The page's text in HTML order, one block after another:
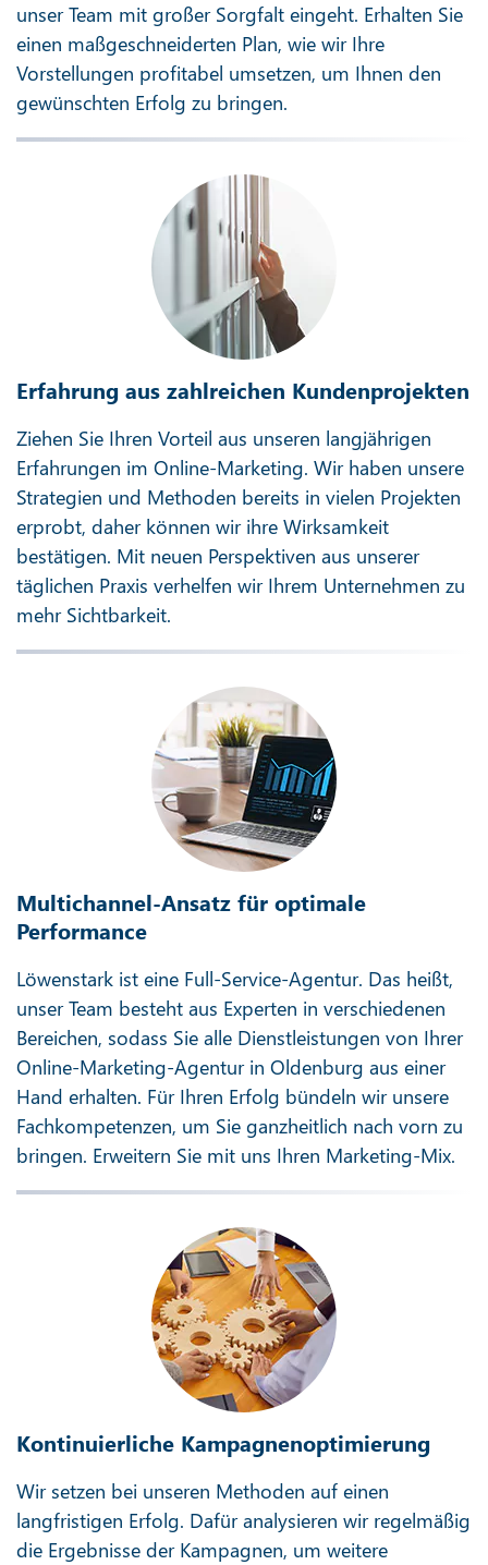
unser Team mit großer Sorgfalt eingeht. Erhalten Sie
einen maßgeschneiderten Plan, wie wir Ihre
Vorstellungen profitabel umsetzen, um Ihnen den
gewünschten Erfolg zu bringen.
Erfahrung aus zahlreichen Kundenprojekten
Ziehen Sie Ihren Vorteil aus unseren langjährigen
Erfahrungen im Online-Marketing. Wir haben unsere
Strategien und Methoden bereits in vielen Projekten
erprobt, daher können wir ihre Wirksamkeit
bestätigen. Mit neuen Perspektiven aus unserer
täglichen Praxis verhelfen wir Ihrem Unternehmen zu
mehr Sichtbarkeit.
Multichannel-Ansatz für optimale
Performance
Löwenstark ist eine Full-Service-Agentur. Das heißt,
unser Team besteht aus Experten in verschiedenen
Bereichen, sodass Sie alle Dienstleistungen von Ihrer
Online-Marketing-Agentur in Oldenburg aus einer
Hand erhalten. Für Ihren Erfolg bündeln wir unsere
Fachkompetenzen, um Sie ganzheitlich nach vorn zu
bringen. Erweitern Sie mit uns Ihren Marketing-Mix.
Kontinuierliche Kampagnenoptimierung
Wir setzen bei unseren Methoden auf einen
langfristigen Erfolg. Dafür analysieren wir regelmäßig
die Ergebnisse der Kampagnen, um weitere